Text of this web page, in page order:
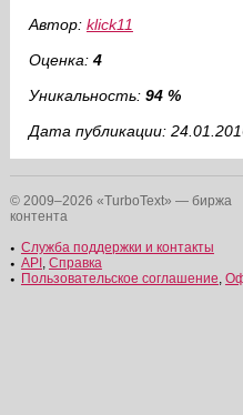
Автор: klick11
Оценка: 4
Уникальность: 94 %
Дата публикации:
© 2009–2026 «TurboText» — биржа
контента
Служба поддержки и контакты
API , Справка
Пользовательское соглашение,